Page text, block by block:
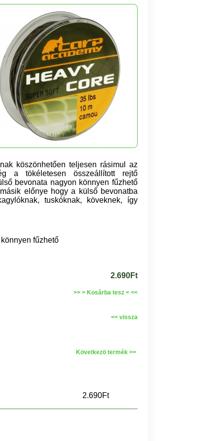
köszönhetően teljesen rásimul az
a tökéletesen összeállított rejtő
bevonata nagyon könnyen fűzhető
előnye hogy a külső bevonatba
tuskóknak, köveknek, így
fűzhető
2.690Ft
>> > Kosárba tesz < <<
<< vissza
Következö termék >>
2.690Ft